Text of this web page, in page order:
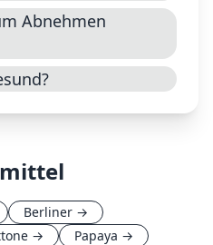
Abnehmen
Berliner →
→ Papaya →